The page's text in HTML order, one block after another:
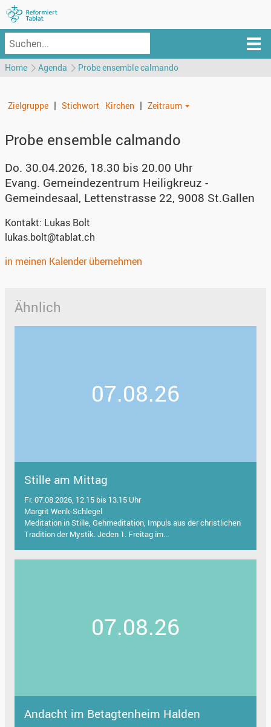
Home Agenda Probe ensemble calmando
Zielgruppe | Stichwort Kirchen | Zeitraum
Probe ensemble calmando
Do. 30.04.2026, 18.30 bis 20.00 Uhr
Evang. Gemeindezentrum Heiligkreuz -
Gemeindesaal, Lettenstrasse 22, 9008 St.Gallen
Kontakt: Lukas Bolt
lukas.bolt@tablat.ch
in meinen Kalender übernehmen
Ähnlich
07.08.26
Stille am Mittag
Fr. 07.08.2026, 12.15 bis 13.15 Uhr
Margrit Wenk-Schlegel
Meditation in Stille, Gehmeditation, Impuls aus der christlichen
Tradition der Mystik. Jeden 1. Freitag im...
07.08.26
Andacht im Betagtenheim Halden